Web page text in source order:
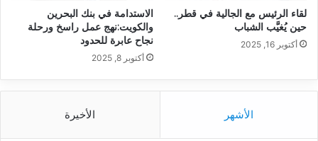
لقاء الرئيس مع الجالية في قطر..
حين يُغيَّب الشباب
أكتوبر 16, 2025
الاستدامة في بنك البحرين
والكويت:نهج عمل راسخ ورحلة
نجاح عابرة للحدود
أكتوبر 8, 2025
الأشهر الأخيرة